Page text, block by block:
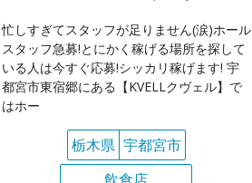
忙しすぎてスタッフが足りません(涙)ホール
スタッフ急募!とにかく稼げる場所を探して
いる人は今すぐ応募!シッカリ稼げます! 宇
都宮市東宿郷にある【KVELLクヴェル】で
はホー
栃木県 宇都宮市